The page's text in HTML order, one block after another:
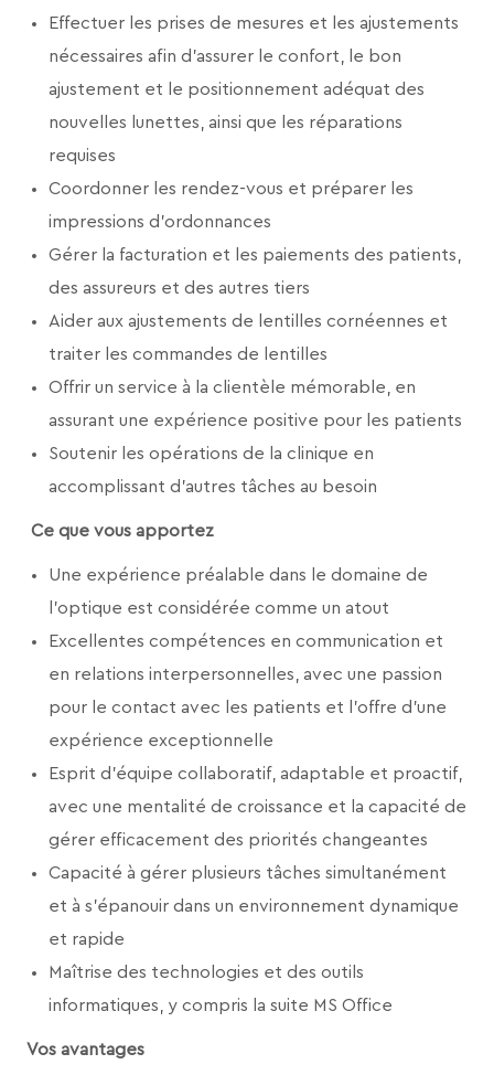
Effectuer les prises de mesures et les ajustements
nécessaires afin d’assurer le confort, le bon
ajustement et le positionnement adéquat des
nouvelles lunettes, ainsi que les réparations
requises
Coordonner les rendez-vous et préparer les
impressions d’ordonnances
Gérer la facturation et les paiements des patients,
des assureurs et des autres tiers
Aider aux ajustements de lentilles cornéennes et
traiter les commandes de lentilles
Offrir un service à la clientèle mémorable, en
assurant une expérience positive pour les patients
Soutenir les opérations de la clinique en
accomplissant d’autres tâches au besoin
Ce que vous apportez
Une expérience préalable dans le domaine de
l’optique est considérée comme un atout
Excellentes compétences en communication et
en relations interpersonnelles, avec une passion
pour le contact avec les patients et l’offre d’une
expérience exceptionnelle
Esprit d’équipe collaboratif, adaptable et proactif,
avec une mentalité de croissance et la capacité de
gérer efficacement des priorités changeantes
Capacité à gérer plusieurs tâches simultanément
et à s’épanouir dans un environnement dynamique
et rapide
Maîtrise des technologies et des outils
informatiques, y compris la suite MS Office
Vos avantages